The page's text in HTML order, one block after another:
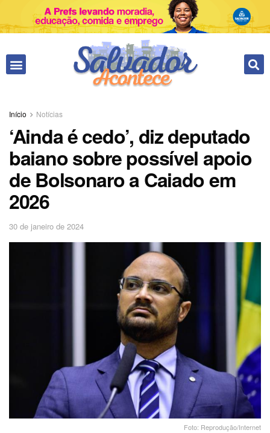
Início Notícias
‘Ainda é cedo’, diz deputado
baiano sobre possível apoio
de Bolsonaro a Caiado em
2026
30 de janeiro de 2024
Foto: Reprodução/Internet